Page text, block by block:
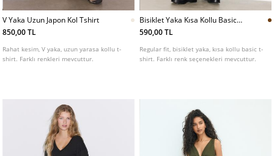
V Yaka Uzun Japon Kol Tshirt
850,00 TL
Rahat kesim, V yaka, uzun yarasa kollu t-
shirt. Farklı renkleri mevcuttur.
Bisiklet Yaka Kısa Kollu Basic
Tshirt
590,00 TL
Regular fit, bisiklet yaka, kısa kollu basic t-
shirt. Farklı renk seçenekleri mevcuttur.